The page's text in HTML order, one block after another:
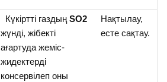
Күкіртті газдыңSO2
жүнді, жібекті
ағартуда жеміс-
жидектерді
консервілеп оны
Нақтылау,
есте сақтау.